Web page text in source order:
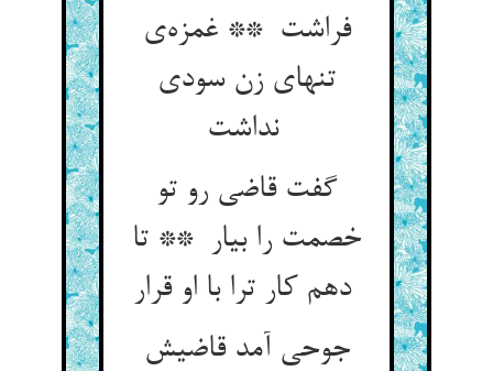
فراشت ** غمزه‌ی
تنهای زن سودی
نداشت
گفت قاضی رو تو
خصمت را بیار ** تا
دهم کار ترا با او قرار
جوحی آمد قاضیش